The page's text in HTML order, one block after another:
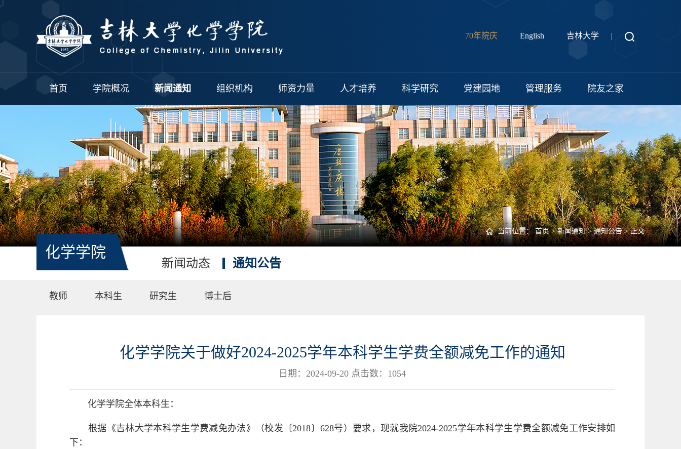
70年院庆 English 吉林大学 |
首页 学院概况 新闻通知 组织机构 师资力量 人才培养 科学研究 党建园地 管理服务 院友之家
当前位置：首页>新闻通知>通知公告> 正文
化学学院
新闻动态 通知公告
教师 本科生 研究生 博士后
化学学院关于做好2024-2025学年本科学生学费全额减免工作的通知
日期：2024-09-20 点击数： 1054
化学学院全体本科生：
根据《吉林大学本科学生学费减免办法》（校发〔2018〕628号）要求，现就我院2024-2025学年本科学生学费全额减免工作安排如
下：